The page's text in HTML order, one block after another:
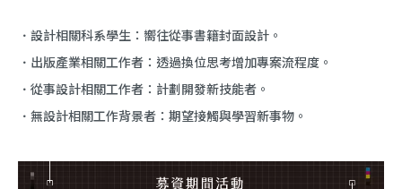
．設計相關科系學生：嚮往從事書籍封面設計。
．出版產業相關工作者：透過換位思考增加專案流程度。
．從事設計相關工作者：計劃開發新技能者。
．無設計相關工作背景者：期望接觸與學習新事物。